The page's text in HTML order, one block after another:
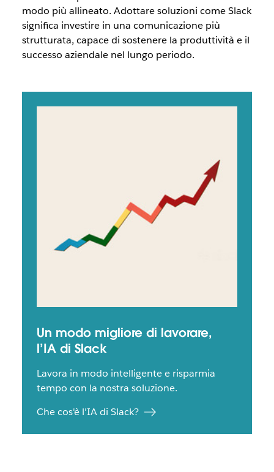
modo più allineato. Adottare soluzioni come Slack
significa investire in una comunicazione più
strutturata, capace di sostenere la produttività e il
successo aziendale nel lungo periodo.
Un modo migliore di lavorare,
l’IA di Slack
Lavora in modo intelligente e risparmia
tempo con la nostra soluzione.
Che cos'è l'IA di Slack?